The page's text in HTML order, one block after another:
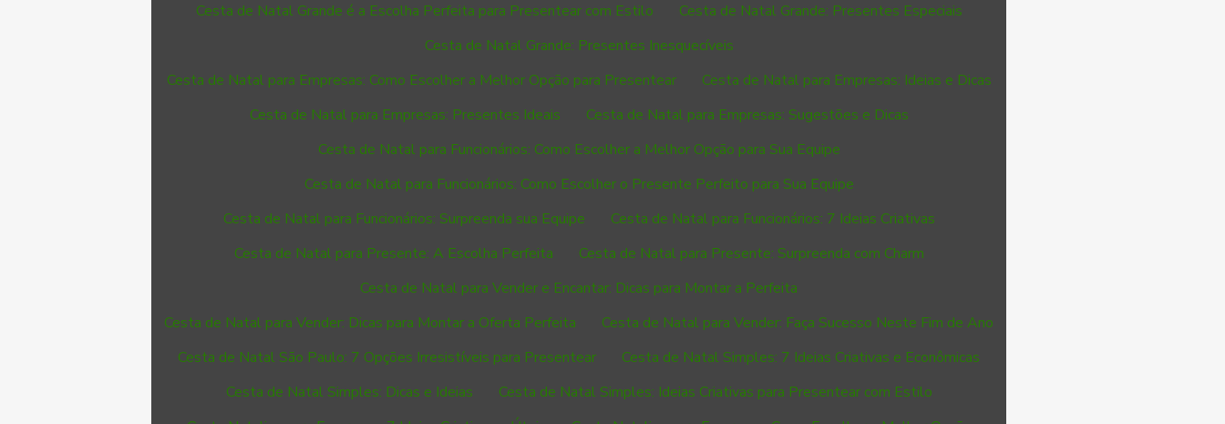
Cesta de Natal Grande é a Escolha Perfeita para Presentear com Estilo
Cesta de Natal Grande: Presentes Especiais
Cesta de Natal Grande: Presentes Inesquecíveis
Cesta de Natal para Empresas: Como Escolher a Melhor Opção para Presentear
Cesta de Natal para Empresas: Ideias e Dicas
Cesta de Natal para Empresas: Presentes Ideais
Cesta de Natal para Empresas: Sugestões e Dicas
Cesta de Natal para Funcionários: Como Escolher a Melhor Opção para Sua Equipe
Cesta de Natal para Funcionários: Como Escolher o Presente Perfeito para Sua Equipe
Cesta de Natal para Funcionários: Surpreenda sua Equipe
Cesta de Natal para Funcionários: 7 Ideias Criativas
Cesta de Natal para Presente: A Escolha Perfeita
Cesta de Natal para Presente: Surpreenda com Charm
Cesta de Natal para Vender e Encantar: Dicas para Montar a Perfeita
Cesta de Natal para Vender: Dicas para Montar a Oferta Perfeita
Cesta de Natal para Vender: Faça Sucesso Neste Fim de Ano
Cesta de Natal São Paulo: 7 Opções Irresistíveis para Presentear
Cesta de Natal Simples: 7 Ideias Criativas e Econômicas
Cesta de Natal Simples: Dicas e Ideias
Cesta de Natal Simples: Ideias Criativas para Presentear com Estilo